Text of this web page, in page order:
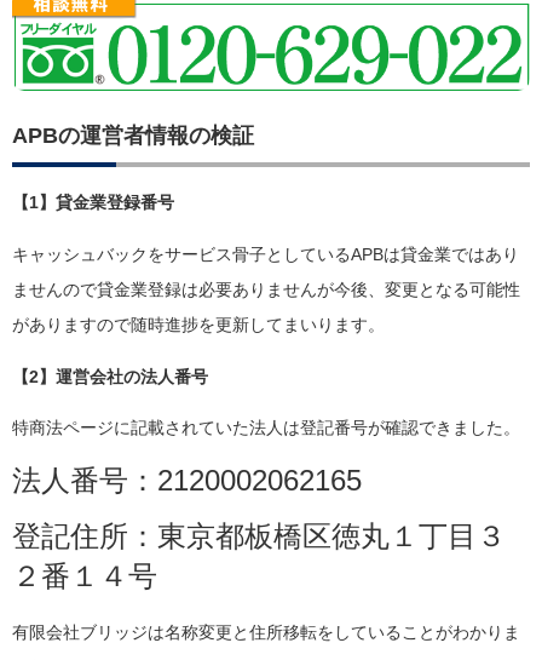
APBの運営者情報の検証
【1】貸金業登録番号
キャッシュバックをサービス骨子としているAPBは貸金業ではあり
ませんので貸金業登録は必要ありませんが今後、変更となる可能性
がありますので随時進捗を更新してまいります。
【2】運営会社の法人番号
特商法ページに記載されていた法人は登記番号が確認できました。
法人番号：2120002062165
登記住所：東京都板橋区徳丸１丁目３
２番１４号
有限会社ブリッジは名称変更と住所移転をしていることがわかりま